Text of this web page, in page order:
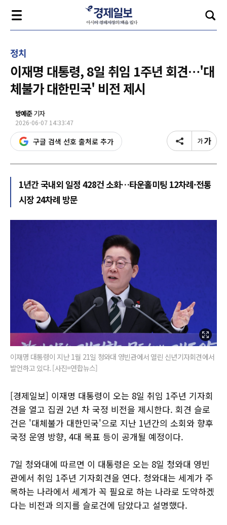
정치
이재명 대통령, 8일 취임 1주년 회견…'대
체불가 대한민국' 비전 제시
방예준기자
2026-06-07 14:33:47
구글 검색 선호 출처로 추가
1년간 국내외 일정 428건 소화…타운홀미팅 12차례·전통
시장 24차례 방문
이재명 대통령이 지난 1월 21일 청와대 영빈관에서 열린 신년기자회견에서
발언하고 있다. [사진=연합뉴스]
[경제일보] 이재명 대통령이 오는 8일 취임 1주년 기자회
견을 열고 집권 2년 차 국정 비전을 제시한다. 회견 슬로
건은 '대체불가 대한민국'으로 지난 1년간의 소회와 향후
국정 운영 방향, 4대 목표 등이 공개될 예정이다.
7일 청와대에 따르면 이 대통령은 오는 8일 청와대 영빈
관에서 취임 1주년 기자회견을 연다. 청와대는 세계가 주
목하는 나라에서 세계가 꼭 필요로 하는 나라로 도약하겠
다는 비전과 의지를 슬로건에 담았다고 설명했다.